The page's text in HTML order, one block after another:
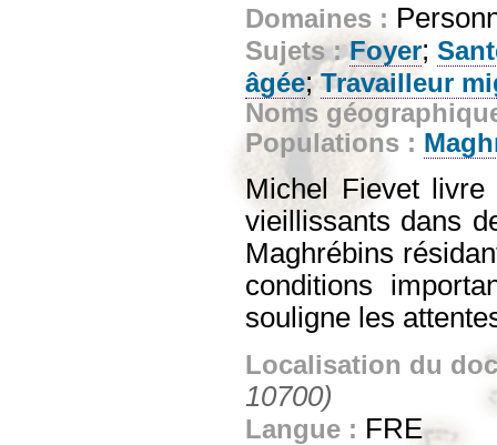
Domaines :
Sujets :Foyer;
âgée;Travailleur
Noms
Populations :
Michel Fievet
vieillissants dans
Maghrébins
conditions
souligne les
Localisation du
10700)
Langue : FRE